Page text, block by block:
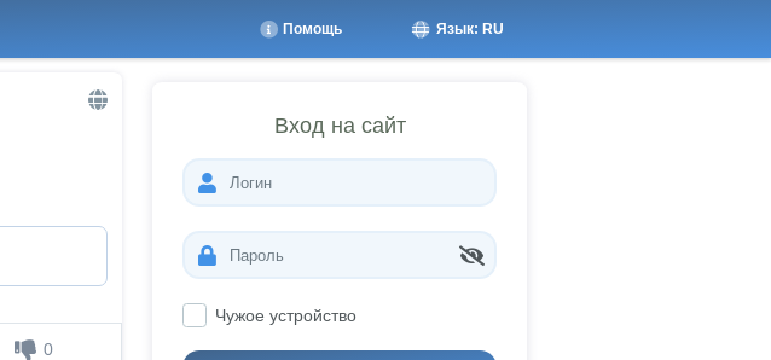
Язык: RU
Помощь
0
Вход на сайт
Чужое устройство